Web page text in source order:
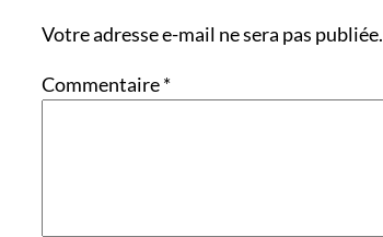
Votre adresse e-mail ne sera pas publiée.
Commentaire*